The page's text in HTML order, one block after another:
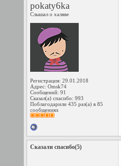
pokaty6ka
Слышал о халяве
Регистрация: 29.01.2018
Адрес: Omsk74
Сообщений: 91
Сказал(а) спасибо: 993
Поблагодарили 435 раз(а) в 85
сообщениях
Сказали спасибо(5)